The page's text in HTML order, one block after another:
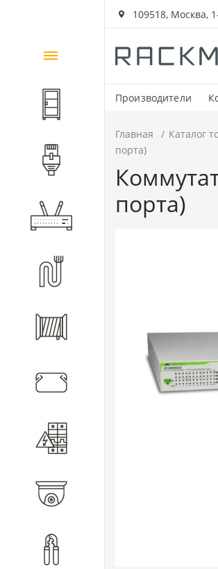
109518, Москва,
Производители
Каталог
товаров
Шкафы и стойки
Компоненты СКС
Активное оборудование
Кабеленесущие системы
Главная Каталог
порта)
порта)